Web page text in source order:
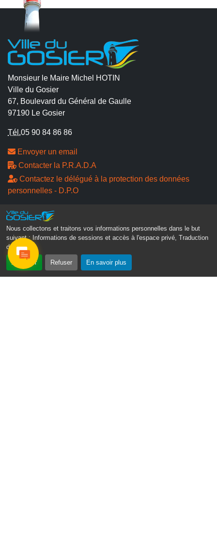
Nous collectons et traitons vos informations personnelles dans le but
suivant :
Informations de sessions et accès à l'espace privé, Traduction
des pages .
Accepter Refuser En savoir plus
Monsieur le Maire Michel HOTIN
Ville du Gosier
67, Boulevard du Général de Gaulle
97190 Le Gosier
Tél.05 90 84 86 86
Envoyer un email
Contacter la P.R.A.D.A
Contactez le délégué à la protection des données
personnelles - D.P.O
Suivez-nous